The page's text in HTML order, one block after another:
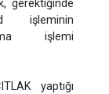
gerektiğinde
işleminin
işlemi
yaptığı